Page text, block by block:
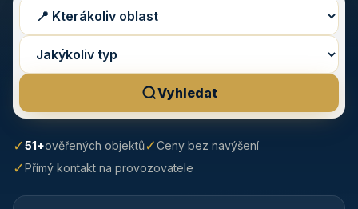
Vyhledat
✓51+ověřených objektů✓Ceny bez navýšení
✓Přímý kontakt na provozovatele